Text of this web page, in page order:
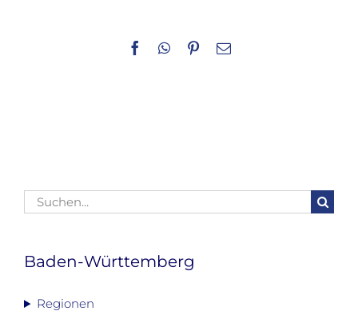
Facebook
WhatsApp
Pinterest
E-
Suche
nach:
Baden-Württemberg
Regionen